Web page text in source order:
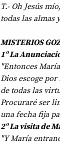
T.- Oh Jesús
todas las almas
MISTERIOS
1º La
"Entonces
Dios escoge
de todas las
Procuraré ser
una fecha fija
2º La visita de
"Y María